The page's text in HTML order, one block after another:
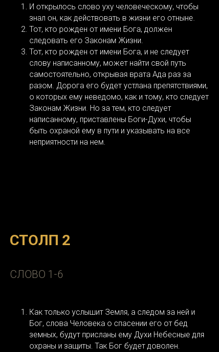
И открылось слово уху человеческому, чтобы
знал он, как действовать в жизни его отныне.
Тот, кто рожден от имени Бога, должен
следовать его Законам Жизни.
Тот, кто рожден от имени Бога, и не следует
слову написанному, может найти свой путь
самостоятельно, открывая врата Ада раз за
разом. Дорога его будет устлана препятствиями,
о которых ему неведомо, как и тому, кто следует
Законам Жизни. Но за тем, кто следует
написанному, приставлены Боги-Духи, чтобы
быть охраной ему в пути и указывать на все
неприятности на нем.
СТОЛП 2
СЛОВО 1-6
Как только услышит Земля, а следом за ней и
Бог, слова Человека о спасении его от бед
земных, будут присланы ему Духи Небесные для
охраны и защиты. Так Бог будет доволен.